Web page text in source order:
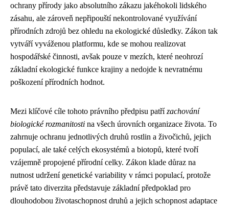
ochrany přírody jako absolutního zákazu jakéhokoli lidského
zásahu, ale zároveň nepřipouští nekontrolované využívání
přírodních zdrojů bez ohledu na ekologické důsledky. Zákon tak
vytváří vyváženou platformu, kde se mohou realizovat
hospodářské činnosti, avšak pouze v mezích, které neohrozí
základní ekologické funkce krajiny a nedojde k nevratnému
poškození přírodních hodnot.
Mezi klíčové cíle tohoto právního předpisu patřízachování
biologické rozmanitosti na všech úrovních organizace života. To
zahrnuje ochranu jednotlivých druhů rostlin a živočichů, jejich
populací, ale také celých ekosystémů a biotopů, které tvoří
vzájemně propojené přírodní celky. Zákon klade důraz na
nutnost udržení genetické variability v rámci populací, protože
právě tato diverzita představuje základní předpoklad pro
dlouhodobou životaschopnost druhů a jejich schopnost adaptace